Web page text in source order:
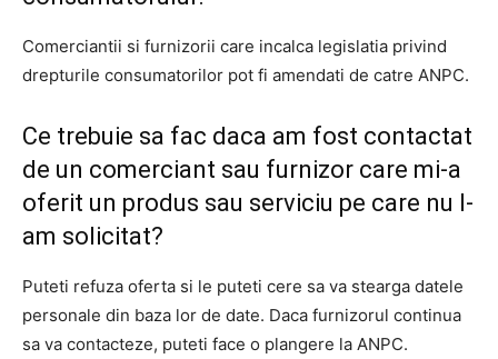
Comerciantii si furnizorii care incalca legislatia privind
drepturile consumatorilor pot fi amendati de catre ANPC.
Ce trebuie sa fac daca am fost contactat
de un comerciant sau furnizor care mi-a
oferit un produs sau serviciu pe care nu l-
am solicitat?
Puteti refuza oferta si le puteti cere sa va stearga datele
personale din baza lor de date. Daca furnizorul continua
sa va contacteze, puteti face o plangere la ANPC.